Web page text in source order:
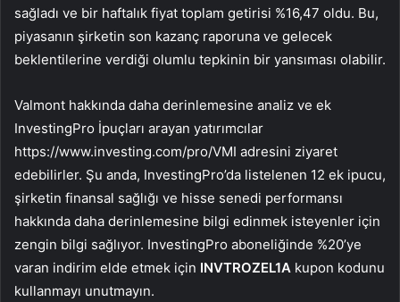
sağladı ve bir haftalık fiyat toplam getirisi %16,47 oldu. Bu,
piyasanın şirketin son kazanç raporuna ve gelecek
beklentilerine verdiği olumlu tepkinin bir yansıması olabilir.
Valmont hakkında daha derinlemesine analiz ve ek
InvestingPro İpuçları arayan yatırımcılar
https://www.investing.com/pro/VMI adresini ziyaret
edebilirler. Şu anda, InvestingPro’da listelenen 12 ek ipucu,
şirketin finansal sağlığı ve hisse senedi performansı
hakkında daha derinlemesine bilgi edinmek isteyenler için
zengin bilgi sağlıyor. InvestingPro aboneliğinde %20’ye
varan indirim elde etmek için INVTROZEL1A kupon kodunu
kullanmayı unutmayın.